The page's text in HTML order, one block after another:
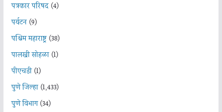
पत्रकार परिषद(4)
पर्यटन(9)
पश्चिम महाराष्ट्र(38)
पालखी सोहळा(1)
पीएचडी(1)
पुणे जिल्हा(1,433)
पुणे विभाग(34)